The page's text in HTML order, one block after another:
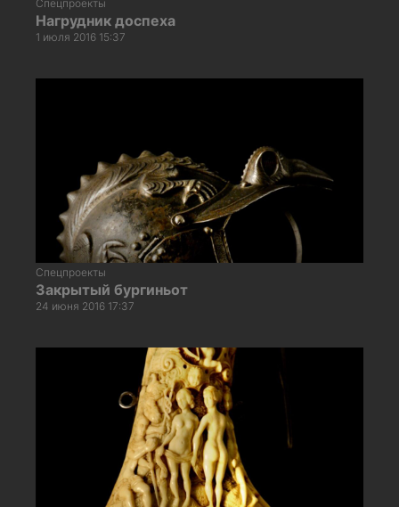
Спецпроекты
Нагрудник доспеха
1 июля 2016 15:37
Спецпроекты
Закрытый бургиньот
24 июня 2016 17:37